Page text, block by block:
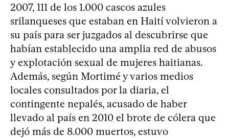
2007, 111 de los 1.000 cascos azules
srilanqueses que estaban en Haití volvieron a
su país para ser juzgados al descubrirse que
habían establecido una amplia red de abusos
y explotación sexual de mujeres haitianas.
Además, según Mortimé y varios medios
locales consultados por la diaria, el
contingente nepalés, acusado de haber
llevado al país en 2010 el brote de cólera que
dejó más de 8.000 muertos, estuvo